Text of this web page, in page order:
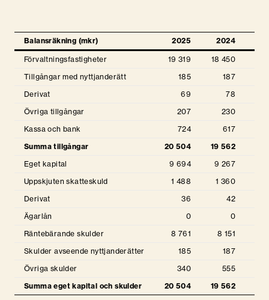
Balansräkning (mkr) 2025 2024
Förvaltningsfastigheter 19 319 18 450
Tillgångar med nyttjanderätt
185 187
Derivat
69 78
Övriga tillgångar
207 230
Kassa och bank
724 617
Summa tillgångar
20 504 19 562
Eget kapital
9 694 9 267
Uppskjuten skatteskuld
1 488 1 360
Derivat
36 42
Ägarlån
0 0
Räntebärande skulder
8 761 8 151
Skulder avseende nyttjanderätter
185 187
Övriga skulder
340 555
Summa eget kapital och skulder
20 504 19 562